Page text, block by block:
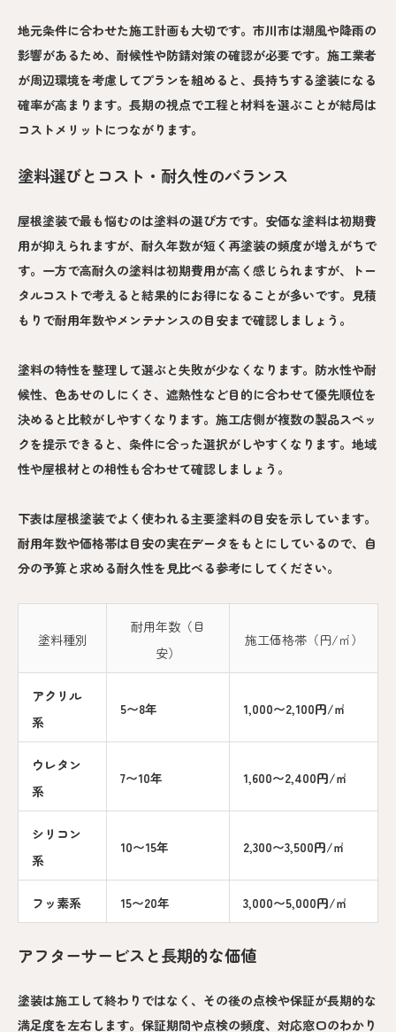
地元条件に合わせた施工計画も大切です。市川市は潮風や降雨の
影響があるため、耐候性や防錆対策の確認が必要です。施工業者
が周辺環境を考慮してプランを組めると、長持ちする塗装になる
確率が高まります。長期の視点で工程と材料を選ぶことが結局は
コストメリットにつながります。
塗料選びとコスト・耐久性のバランス
屋根塗装で最も悩むのは塗料の選び方です。安価な塗料は初期費
用が抑えられますが、耐久年数が短く再塗装の頻度が増えがちで
す。一方で高耐久の塗料は初期費用が高く感じられますが、トー
タルコストで考えると結果的にお得になることが多いです。見積
もりで耐用年数やメンテナンスの目安まで確認しましょう。
塗料の特性を整理して選ぶと失敗が少なくなります。防水性や耐
候性、色あせのしにくさ、遮熱性など目的に合わせて優先順位を
決めると比較がしやすくなります。施工店側が複数の製品スペッ
クを提示できると、条件に合った選択がしやすくなります。地域
性や屋根材との相性も合わせて確認しましょう。
下表は屋根塗装でよく使われる主要塗料の目安を示しています。
耐用年数や価格帯は目安の実在データをもとにしているので、自
分の予算と求める耐久性を見比べる参考にしてください。
塗料種別
耐用年数（目
安）
施工価格帯（円/㎡）
アクリル
系
5〜8年 1,000〜2,100円/㎡
ウレタン
系
7〜10年 1,600〜2,400円/㎡
シリコン
系
10〜15年 2,300〜3,500円/㎡
フッ素系 15〜20年 3,000〜5,000円/㎡
アフターサービスと長期的な価値
塗装は施工して終わりではなく、その後の点検や保証が長期的な
満足度を左右します。保証期間や点検の頻度、対応窓口のわかり